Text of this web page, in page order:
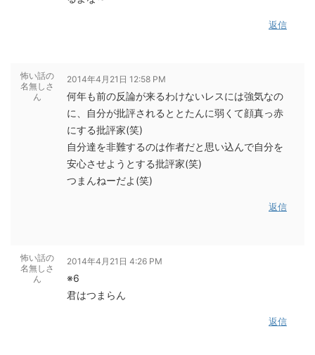
返信
怖い話の
名無しさ
ん
2014年4月21日 12:58 PM
何年も前の反論が来るわけないレスには強気なの
に、自分が批評されるととたんに弱くて顔真っ赤
にする批評家(笑)
自分達を非難するのは作者だと思い込んで自分を
安心させようとする批評家(笑)
つまんねーだよ(笑)
返信
怖い話の
名無しさ
ん
2014年4月21日 4:26 PM
※6
君はつまらん
返信